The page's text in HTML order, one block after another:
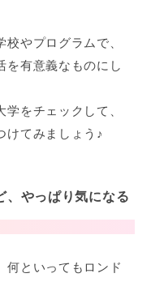
やプログラムで、
を有意義なものにし
をチェックして、
けてみましょう♪
、やっぱり気になる
何といってもロンド